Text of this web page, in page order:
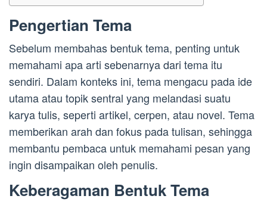
Pengertian Tema
Sebelum membahas bentuk tema, penting untuk
memahami apa arti sebenarnya dari tema itu
sendiri. Dalam konteks ini, tema mengacu pada ide
utama atau topik sentral yang melandasi suatu
karya tulis, seperti artikel, cerpen, atau novel. Tema
memberikan arah dan fokus pada tulisan, sehingga
membantu pembaca untuk memahami pesan yang
ingin disampaikan oleh penulis.
Keberagaman Bentuk Tema